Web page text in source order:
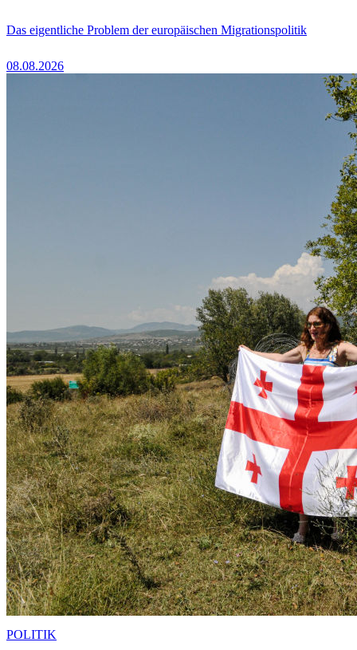
Das eigentliche Problem der europäischen Migrationspolitik
08.08.2026
POLITIK